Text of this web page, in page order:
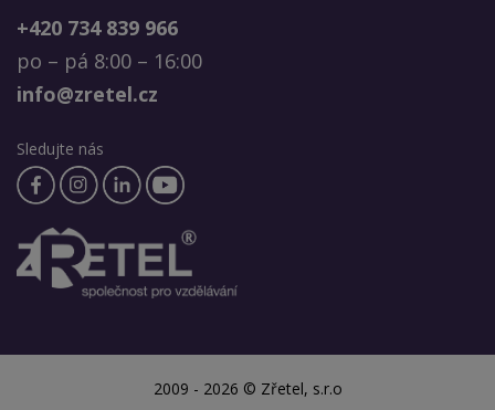
+420 734 839 966
po – pá 8:00 – 16:00
info@zretel.cz
Sledujte nás
2009 - 2026 © Zřetel, s.r.o